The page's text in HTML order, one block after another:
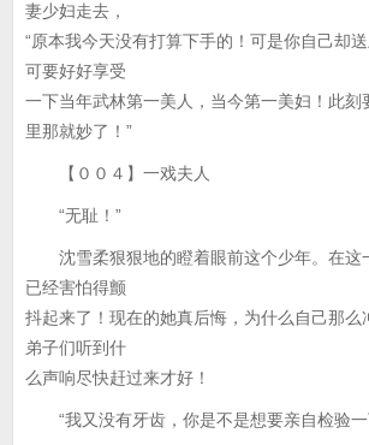
妻少妇走去，
“原本我今天没有打算下手的！可是你自己却
可要好好享受
一下当年武林第一美人，当今第一美妇！此刻
里那就妙了！”
【００４】一戏夫人
“无耻！”
沈雪柔狠狠地的瞪着眼前这个少年。在这
已经害怕得颤
抖起来了！现在的她真后悔，为什么自己那么
弟子们听到什
么声响尽快赶过来才好！
“我又没有牙齿，你是不是想要亲自检验一